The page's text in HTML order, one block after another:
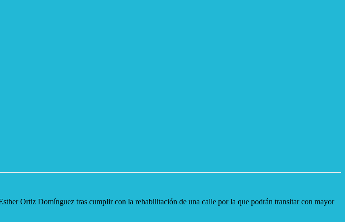
Ortiz Domínguez tras cumplir con la rehabilitación de una calle por la que podrán transitar con mayor